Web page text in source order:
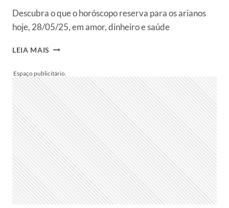
Descubra o que o horóscopo reserva para os arianos
hoje, 28/05/25, em amor, dinheiro e saúde
LEIA MAIS HORÓSCOPO
PARA
ÁRIES:
VEJA
PREVISÃO
DO
SIGNO
HOJE,
QUARTA,
28/05/2025